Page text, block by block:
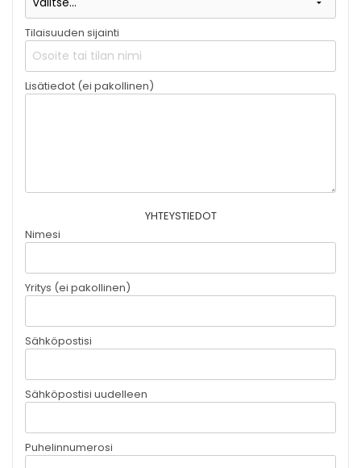
Tilaisuuden sijainti
Lisätiedot (ei pakollinen)
YHTEYSTIEDOT
Nimesi
Yritys (ei pakollinen)
Sähköpostisi
Sähköpostisi uudelleen
Puhelinnumerosi